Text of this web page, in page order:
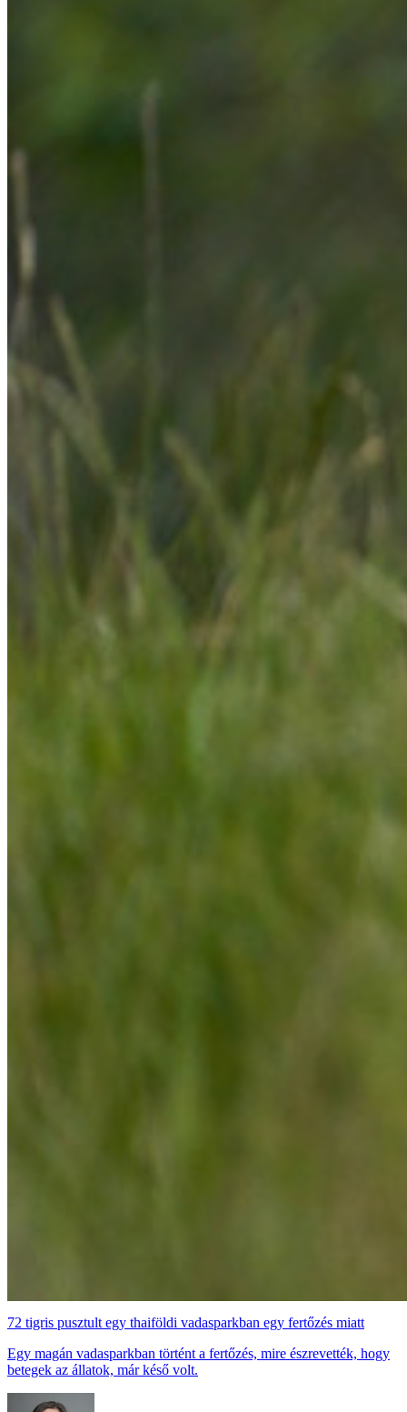
72 tigris pusztult egy thaiföldi vadasparkban egy fertőzés miatt
Egy magán vadasparkban történt a fertőzés, mire észrevették, hogy
betegek az állatok, már késő volt.